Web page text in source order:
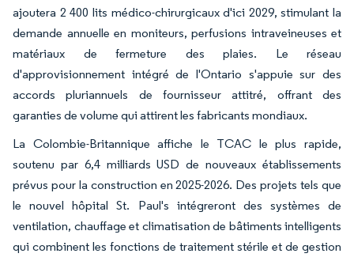
ajoutera 2 400 lits médico-chirurgicaux d'ici 2029, stimulant la
demande annuelle en moniteurs, perfusions intraveineuses et
matériaux de fermeture des plaies. Le réseau
d'approvisionnement intégré de l'Ontario s'appuie sur des
accords pluriannuels de fournisseur attitré, offrant des
garanties de volume qui attirent les fabricants mondiaux.
La Colombie-Britannique affiche le TCAC le plus rapide,
soutenu par 6,4 milliards USD de nouveaux établissements
prévus pour la construction en 2025-2026. Des projets tels que
le nouvel hôpital St. Paul's intégreront des systèmes de
ventilation, chauffage et climatisation de bâtiments intelligents
qui combinent les fonctions de traitement stérile et de gestion